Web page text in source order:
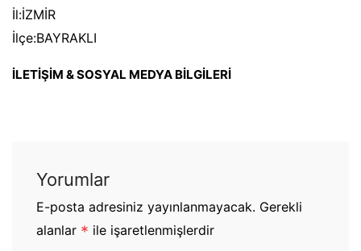
İl:İZMİR
İlçe:BAYRAKLI
İLETİŞİM & SOSYAL MEDYA BİLGİLERİ
Yorumlar
E-posta adresiniz yayınlanmayacak. Gerekli
alanlar * ile işaretlenmişlerdir